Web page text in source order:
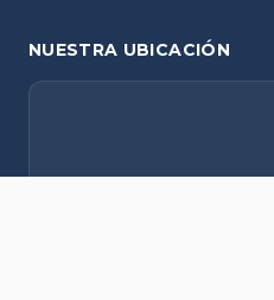
NUESTRA UBICACIÓN